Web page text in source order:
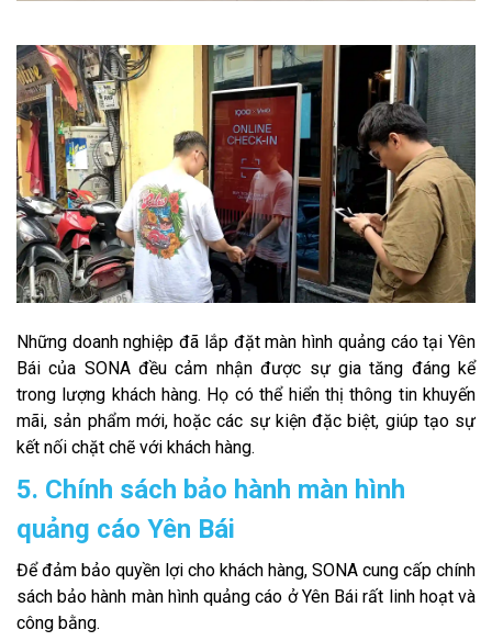
Những doanh nghiệp đã lắp đặt màn hình quảng cáo tại Yên
Bái của SONA đều cảm nhận được sự gia tăng đáng kể
trong lượng khách hàng. Họ có thể hiển thị thông tin khuyến
mãi, sản phẩm mới, hoặc các sự kiện đặc biệt, giúp tạo sự
kết nối chặt chẽ với khách hàng.
5. Chính sách bảo hành màn hình
quảng cáo Yên Bái
Để đảm bảo quyền lợi cho khách hàng, SONA cung cấp chính
sách bảo hành màn hình quảng cáo ở Yên Bái rất linh hoạt và
công bằng.